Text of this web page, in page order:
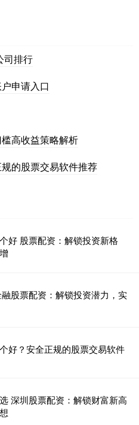
司排行
申请入口
高收益策略解析
的股票交易软件推荐
好 股票配资：解锁投资新格
股票配资：解锁投资潜力，实
好？安全正规的股票交易软件
深圳股票配资：解锁财富新高